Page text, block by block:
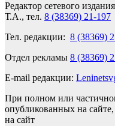
Редактор сетевого
Т.А., тел. 8 (38369) 21-197
Тел. редакции: 8 (38369)
Отдел рекламы 8 (38369)
E-mail редакции:
При полном или
опубликованных на сайте,
на сайт